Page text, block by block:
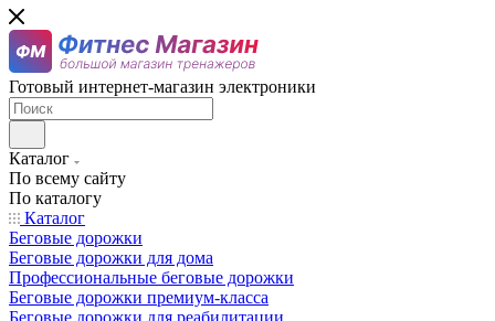
Готовый интернет-магазин электроники
Каталог
По всему сайту
По каталогу
Каталог
Беговые дорожки
Беговые дорожки для дома
Профессиональные беговые дорожки
Беговые дорожки премиум-класса
Беговые дорожки для реабилитации